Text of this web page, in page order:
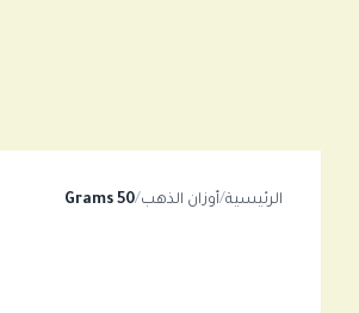
الرئيسية/أوزان الذهب/
50 Grams